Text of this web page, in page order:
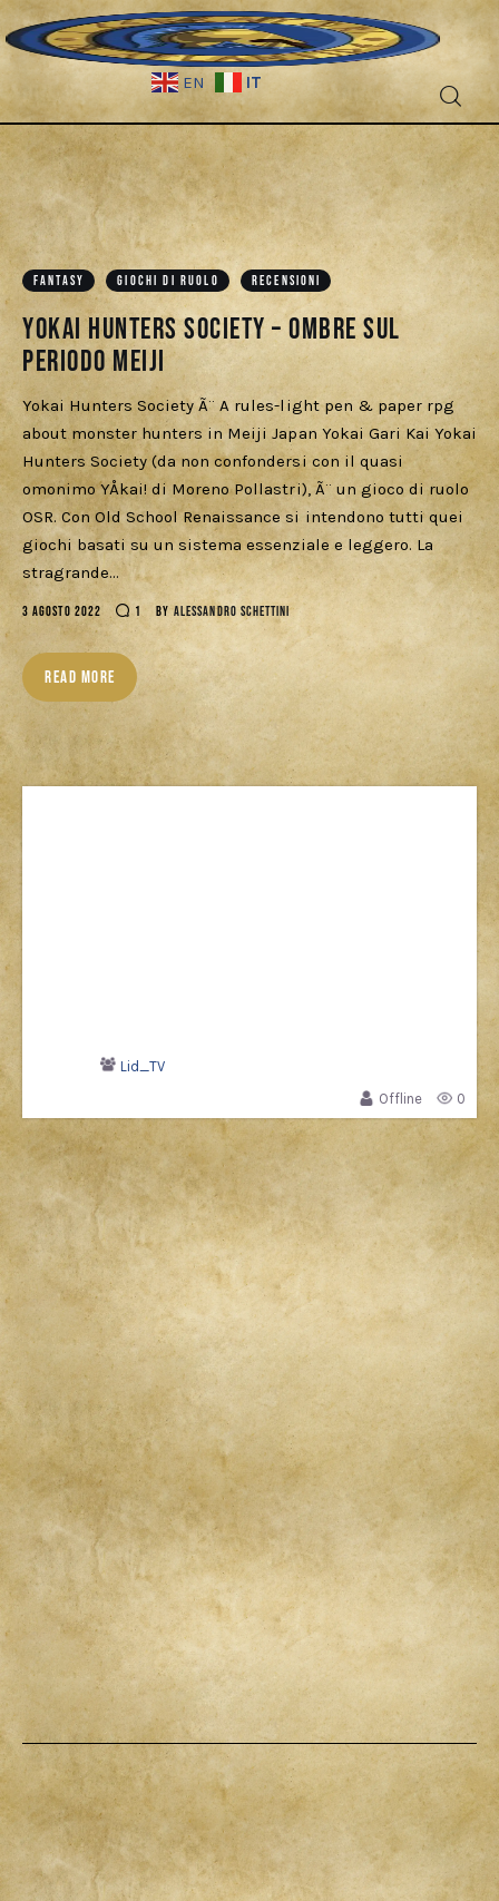
EN IT
Fantascienza
Fantasy
Games
Recensioni
Libri e fumetti
Cercatori
Download
FANTASY GIOCHI DI RUOLO RECENSIONI
Yokai Hunters Society – Ombre Sul
Periodo Meiji
Yokai Hunters Society Ã¨ A rules-light pen & paper rpg
about monster hunters in Meiji Japan Yokai Gari Kai Yokai
Hunters Society (da non confondersi con il quasi
omonimo YÅkai! di Moreno Pollastri), Ã¨ un gioco di ruolo
OSR. Con Old School Renaissance si intendono tutti quei
giochi basati su un sistema essenziale e leggero. La
stragrande…
3 AGOSTO 2022 1 BY ALESSANDRO SCHETTINI
READ MORE
Lid_TV
Offline
0